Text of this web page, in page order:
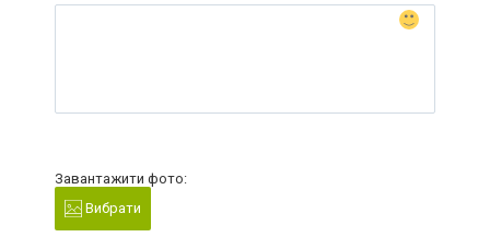
Завантажити фото:
Вибрати